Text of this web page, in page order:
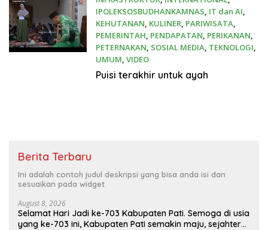
IPOLEKSOSBUDHANKAMNAS, IT dan AI,
KEHUTANAN, KULINER, PARIWISATA,
PEMERINTAH, PENDAPATAN, PERIKANAN,
PETERNAKAN, SOSIAL MEDIA, TEKNOLOGI,
UMUM, VIDEO
December 12, 2024
Puisi terakhir untuk ayah
Berita Terbaru
Ini adalah contoh judul deskripsi yang bisa anda isi dan
sesuaikan pada widget
August 8, 2026
Selamat Hari Jadi ke-703 Kabupaten Pati. Semoga di usia
yang ke-703 ini, Kabupaten Pati semakin maju, sejahtera,